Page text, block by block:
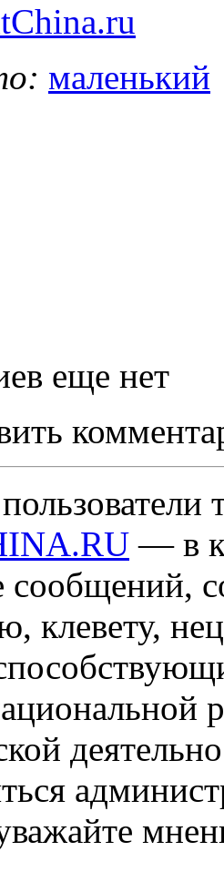
маленький
еще нет
— в
сообщений,
клевету,